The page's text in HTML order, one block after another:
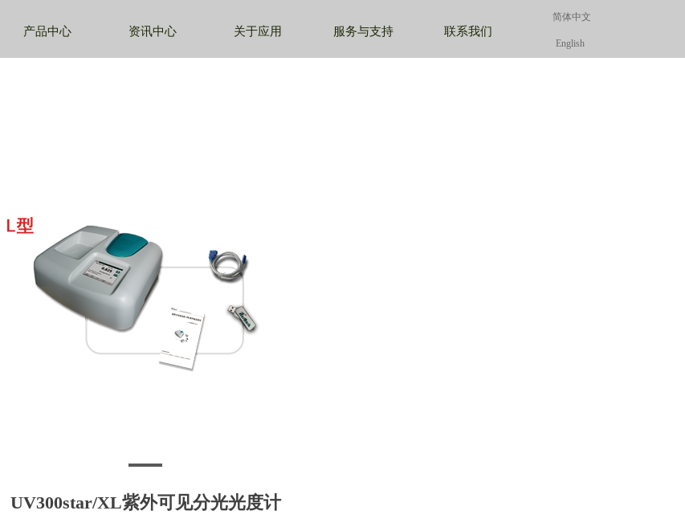
简体中文
简体中文
English
产品中心 资讯中心 关于应用 服务与支持 联系我们
简体中文
English
UV300star/XL紫外可见分光光度计